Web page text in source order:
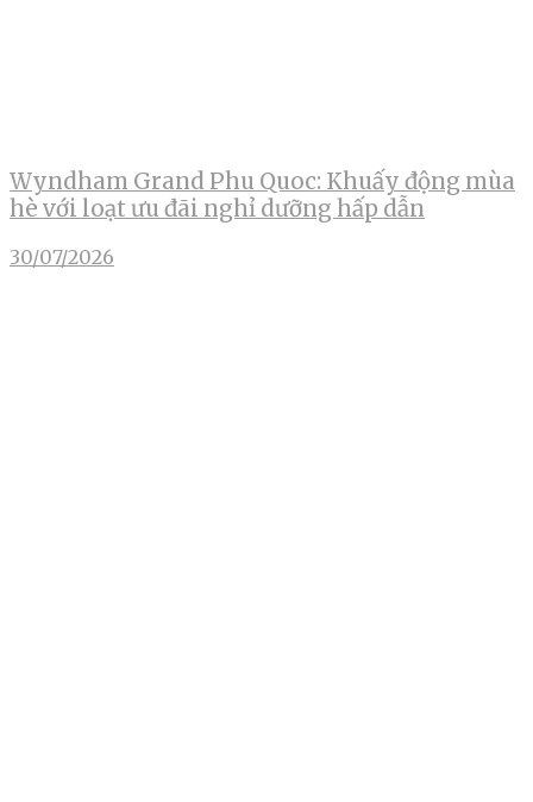
Wyndham Grand Phu Quoc: Khuấy động mùa
hè với loạt ưu đãi nghỉ dưỡng hấp dẫn
30/07/2026